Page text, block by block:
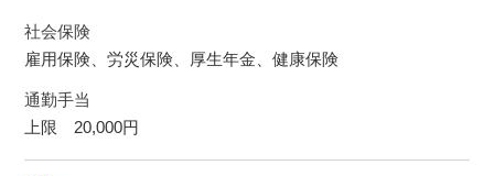
社会保険
雇用保険、労災保険、厚生年金、健康保険
通勤手当
上限 20,000円